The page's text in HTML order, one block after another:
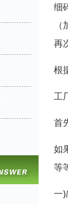
细
再
根
工
首
如
等
一